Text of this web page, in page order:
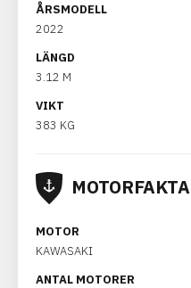
ÅRSMODELL
2022
LÄNGD
3.12 M
VIKT
383 KG
MOTORFAKTA
MOTOR
KAWASAKI
ANTAL MOTORER